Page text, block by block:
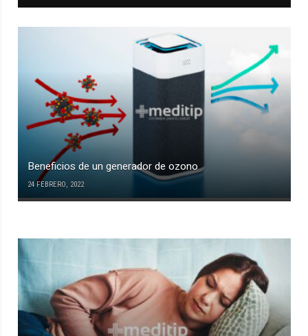
Beneficios de un generador de ozono
24 FEBRERO, 2022